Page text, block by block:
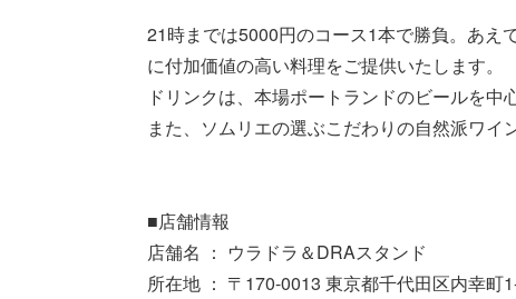
21時までは5000円のコース1本で勝負。あえ
に付加価値の高い料理をご提供いたします。
ドリンクは、本場ポートランドのビールを中
また、ソムリエの選ぶこだわりの自然派ワイ
■店舗情報
店舗名 ： ウラドラ＆DRAスタンド
所在地 ： 〒170-0013 東京都千代田区内幸町